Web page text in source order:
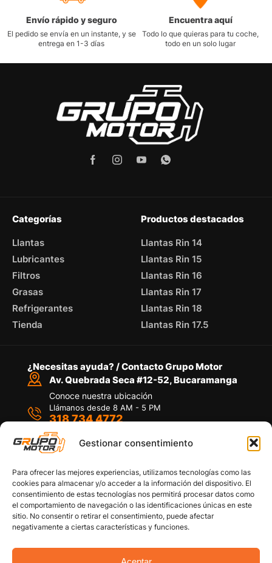
Gestionar consentimiento
Para ofrecer las mejores experiencias, utilizamos tecnologías como las
cookies para almacenar y/o acceder a la información del dispositivo. El
consentimiento de estas tecnologías nos permitirá procesar datos como
el comportamiento de navegación o las identificaciones únicas en este
sitio. No consentir o retirar el consentimiento, puede afectar
negativamente a ciertas características y funciones.
Envío rápido y seguro
El pedido se envía en un instante, y se
entrega en 1-3 días
Encuentra aquí
Todo lo que quieras para tu coche,
todo en un solo lugar
Categorías
Llantas
Lubricantes
Filtros
Grasas
Refrigerantes
Tienda
Productos destacados
Llantas Rin 14
Llantas Rin 15
Llantas Rin 16
Llantas Rin 17
Llantas Rin 18
Llantas Rin 17.5
¿Necesitas ayuda? / Contacto Grupo Motor
Av. Quebrada Seca #12-52, Bucaramanga
Conoce nuestra ubicación
Llámanos desde 8 AM - 5 PM
318 734 4772
Por medio de WhatsApp
Políticas de privacidad
Política de devoluciones y/o reembolsos